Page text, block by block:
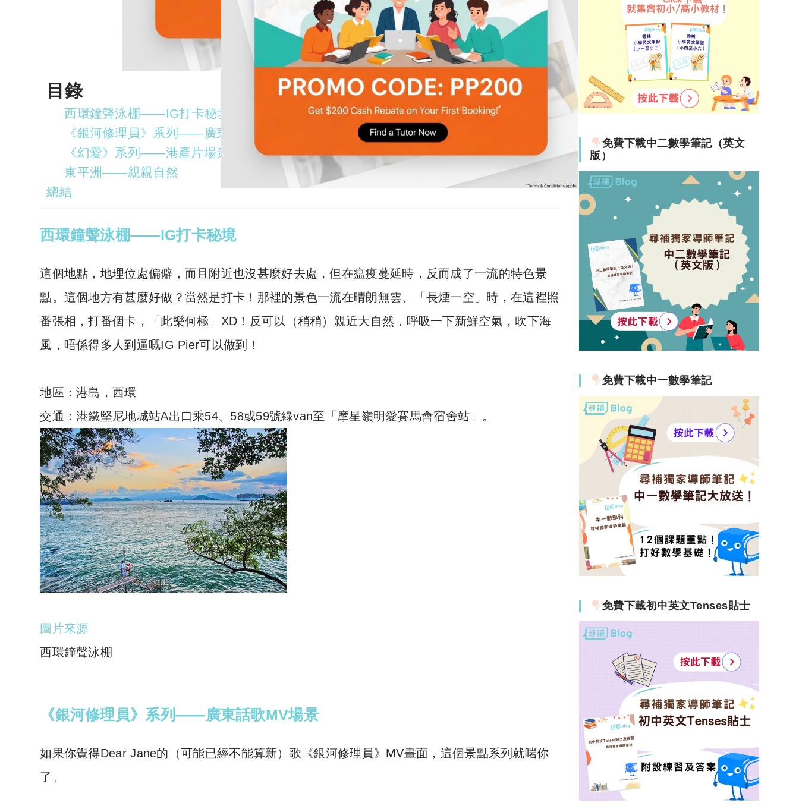
目錄
西環鐘聲泳棚——IG打卡秘境
《銀河修理員》系列——廣東話歌MV場景
《幻愛》系列——港產片場景
東平洲——親親自然
總結
西環鐘聲泳棚——IG打卡秘境
這個地點，地理位處偏僻，而且附近也沒甚麼好去處，但在瘟疫蔓延時，反而成了一流的特色景
點。這個地方有甚麼好做？當然是打卡！那裡的景色一流在晴朗無雲、「長煙一空」時，在這裡照
番張相，打番個卡，「此樂何極」XD！反可以（稍稍）親近大自然，呼吸一下新鮮空氣，吹下海
風，唔係得多人到逼嘅IG Pier可以做到！
地區：港島，西環
交通：港鐵堅尼地城站A出口乘54、58或59號綠van至「摩星嶺明愛賽馬會宿舍站」。
圖片來源
西環鐘聲泳棚
《銀河修理員》系列——廣東話歌MV場景
如果你覺得Dear Jane的（可能已經不能算新）歌《銀河修理員》MV畫面，這個景點系列就啱你
了。
免費下載中二數學筆記（英文
版）
免費下載中一數學筆記
免費下載初中英文Tenses貼士